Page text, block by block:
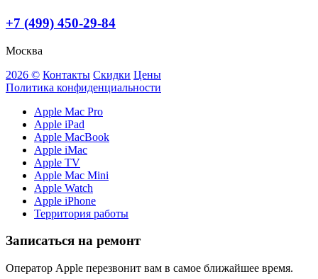
+7 (499) 450-29-84
Москва
2026 © Контакты Скидки Цены
Политика конфиденциальности
Apple Mac Pro
Apple iPad
Apple MacBook
Apple iMac
Apple TV
Apple Mac Mini
Apple Watch
Apple iPhone
Территория работы
Записаться на ремонт
Оператор Apple перезвонит вам в самое ближайшее время.